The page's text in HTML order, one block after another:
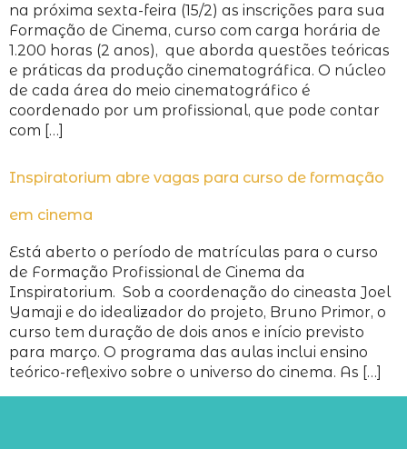
na próxima sexta-feira (15/2) as inscrições para sua
Formação de Cinema, curso com carga horária de
1.200 horas (2 anos), que aborda questões teóricas
e práticas da produção cinematográfica. O núcleo
de cada área do meio cinematográfico é
coordenado por um profissional, que pode contar
com […]
Inspiratorium abre vagas para curso de formação
em cinema
Está aberto o período de matrículas para o curso
de Formação Profissional de Cinema da
Inspiratorium. Sob a coordenação do cineasta Joel
Yamaji e do idealizador do projeto, Bruno Primor, o
curso tem duração de dois anos e início previsto
para março. O programa das aulas inclui ensino
teórico-reflexivo sobre o universo do cinema. As […]